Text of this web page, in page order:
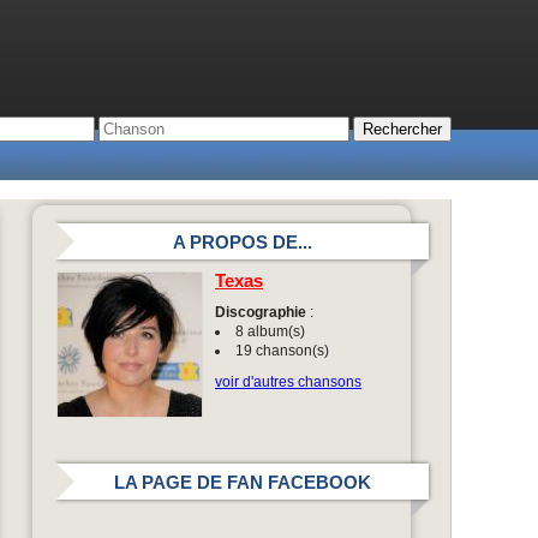
A PROPOS DE...
Texas
Discographie :
8 album(s)
19 chanson(s)
voir d'autres chansons
LA PAGE DE FAN FACEBOOK